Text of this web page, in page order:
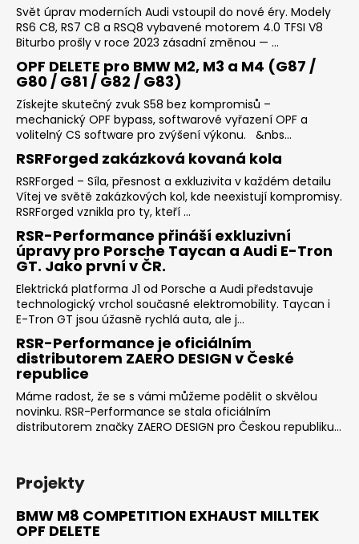
Svět úprav moderních Audi vstoupil do nové éry. Modely
RS6 C8, RS7 C8 a RSQ8 vybavené motorem 4.0 TFSI V8
Biturbo prošly v roce 2023 zásadní změnou — ...
OPF DELETE pro BMW M2, M3 a M4 (G87 /
G80 / G81 / G82 / G83)
Získejte skutečný zvuk S58 bez kompromisů –
mechanický OPF bypass, softwarové vyřazení OPF a
volitelný CS software pro zvýšení výkonu. &nbs...
RSRForged zakázková kovaná kola
RSRForged – Síla, přesnost a exkluzivita v každém detailu
Vítej ve světě zakázkových kol, kde neexistují kompromisy.
RSRForged vznikla pro ty, kteří ...
RSR-Performance přináší exkluzivní
úpravy pro Porsche Taycan a Audi E-Tron
GT. Jako první v ČR.
Elektrická platforma J1 od Porsche a Audi představuje
technologický vrchol současné elektromobility. Taycan i
E-Tron GT jsou úžasně rychlá auta, ale j...
RSR-Performance je oficiálním
distributorem ZAERO DESIGN v České
republice
Máme radost, že se s vámi můžeme podělit o skvělou
novinku. RSR-Performance se stala oficiálním
distributorem značky ZAERO DESIGN pro Českou republiku...
Projekty
BMW M8 COMPETITION EXHAUST MILLTEK
OPF DELETE